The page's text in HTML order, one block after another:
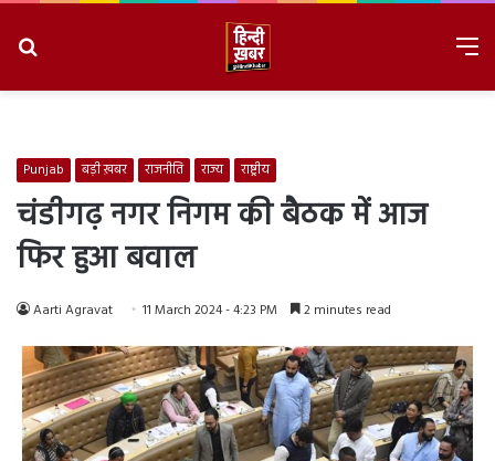
Punjab बड़ी ख़बर राजनीति राज्य राष्ट्रीय
चंडीगढ़ नगर निगम की बैठक में आज
फिर हुआ बवाल
Aarti Agravat 11 March 2024 - 4:23 PM 2 minutes read